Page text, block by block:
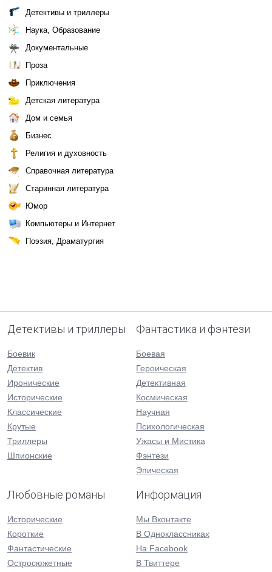
Детективы и триллеры
Наука, Образование
Документальные
Проза
Приключения
Детская литература
Дом и семья
Бизнес
Религия и духовность
Справочная литература
Старинная литература
Юмор
Компьютеры и Интернет
Поэзия, Драматургия
Детективы и триллеры
Боевик
Детектив
Иронические
Исторические
Классические
Крутые
Триллеры
Шпионские
Фантастика и фэнтези
Боевая
Героическая
Детективная
Космическая
Научная
Психологическая
Ужасы и Мистика
Фэнтези
Эпическая
Любовные романы
Исторические
Короткие
Фантастические
Остросюжетные
Информация
Мы Вконтакте
В Одноклассниках
На Facebook
В Твиттере